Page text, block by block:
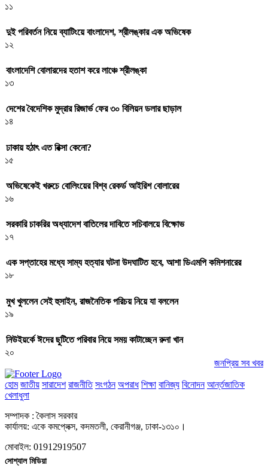
১১
দুই পরিবর্তন নিয়ে ব্যাটিংয়ে বাংলাদেশ, শ্রীলঙ্কার এক অভিষেক
১২
বাংলাদেশি বোলারদের হতাশ করে লাঞ্চে শ্রীলঙ্কা
১৩
দেশের বৈদেশিক মুদ্রার রিজার্ভ ফের ৩০ বিলিয়ন ডলার ছাড়াল
১৪
ঢাকায় হঠাৎ এত রিক্সা কেনো?
১৫
অভিষেকেই খরুচে বোলিংয়ের বিশ্ব রেকর্ড আইরিশ বোলারের
১৬
সরকারি চাকরির অধ্যাদেশ বাতিলের দাবিতে সচিবালয়ে বিক্ষোভ
১৭
এক সপ্তাহের মধ্যে সাম্য হত্যার ঘটনা উদঘাটিত হবে, আশা ডিএমপি কমিশনারের
১৮
মুখ খুললেন সেই হুসাইন, রাজনৈতিক পরিচয় নিয়ে যা বললেন
১৯
নিউইয়র্কে ঈদের ছুটিতে পরিবার নিয়ে সময় কাটাচ্ছেন রুনা খান
২০
জনপ্রিয় সব খবর
হোম জাতীয় সারাদেশ রাজনীতি সংগঠন অপরাধ শিক্ষা বানিজ্য বিনোদন আর্ন্তজাতিক
খেলাধুলা
সম্পাদক : কৈলাস সরকার
কার্যালয়: একে কমপ্লেক্স, কদমতলী, কেরানীগঞ্জ, ঢাকা-১৩১০।
মোবাইল: 01912919507
সোশ্যাল মিডিয়া